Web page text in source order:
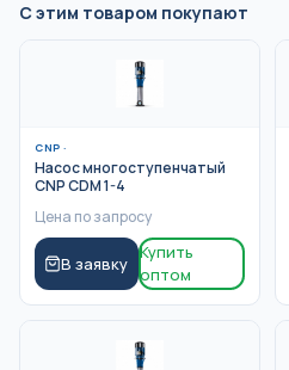
С этим товаром покупают
CNP ·
Насос многоступенчатый
CNP CDM 1-4
Цена по запросу
В заявку
Купить
оптом